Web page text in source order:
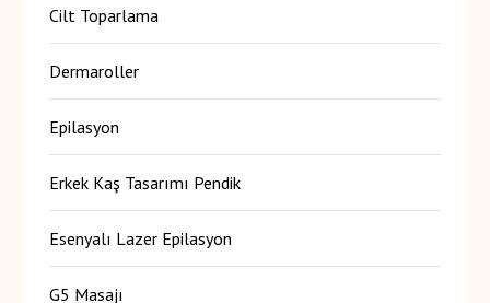
Cilt Toparlama
Dermaroller
Epilasyon
Erkek Kaş Tasarımı Pendik
Esenyalı Lazer Epilasyon
G5 Masajı